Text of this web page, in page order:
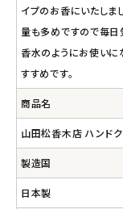
コラム・スタッフの
ご利用ガイド等
アカウント情報
meeting_room ログイン
イプのお香にいたしま
量も多めですので毎日
香水のようにお使いに
すすめです。
商品名
山田松香木店 ハンド
製造国
日本製